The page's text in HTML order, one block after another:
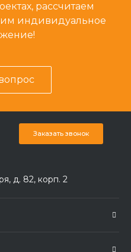
рассчитаем
индивидуальное
Заказать звонок
д. 82, корп. 2